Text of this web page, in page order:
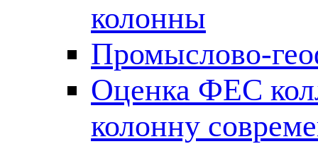
колонны
Промыслово-
Оценка ФЕС
колонну